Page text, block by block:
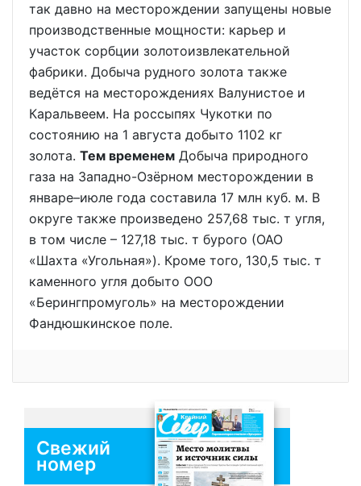
так давно на месторождении запущены новые
производственные мощности: карьер и
участок сорбции золотоизвлекательной
фабрики. Добыча рудного золота также
ведётся на месторождениях Валунистое и
Каральвеем. На россыпях Чукотки по
состоянию на 1 августа добыто 1102 кг
золота. Тем временем Добыча природного
газа на Западно-Озёрном месторождении в
январе–июле года составила 17 млн куб. м. В
округе также произведено 257,68 тыс. т угля,
в том числе – 127,18 тыс. т бурого (ОАО
«Шахта «Угольная»). Кроме того, 130,5 тыс. т
каменного угля добыто ООО
«Берингпромуголь» на месторождении
Фандюшкинское поле.
Свежий
номер